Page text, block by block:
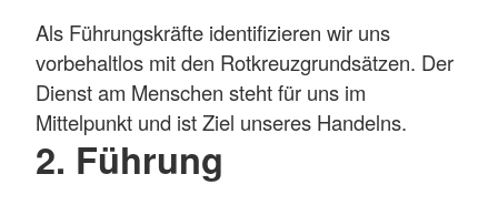
Als Führungskräfte identifizieren wir uns
vorbehaltlos mit den Rotkreuzgrundsätzen. Der
Dienst am Menschen steht für uns im
Mittelpunkt und ist Ziel unseres Handelns.
2. Führung